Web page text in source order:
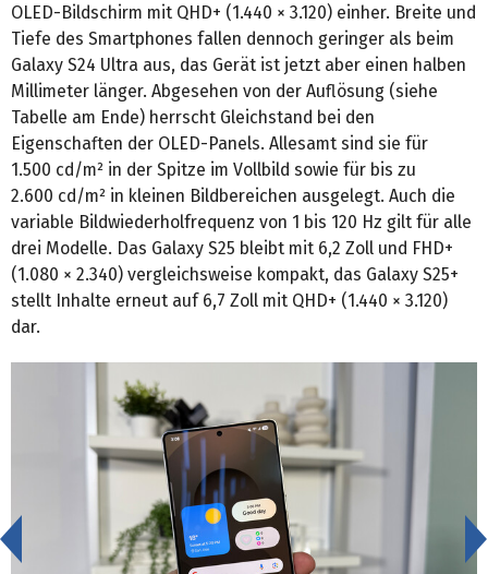
OLED-Bildschirm mit QHD+ (1.440 × 3.120) einher. Breite und
Tiefe des Smartphones fallen dennoch geringer als beim
Galaxy S24 Ultra aus, das Gerät ist jetzt aber einen halben
Millimeter länger. Abgesehen von der Auflösung (siehe
Tabelle am Ende) herrscht Gleichstand bei den
Eigenschaften der OLED-Panels. Allesamt sind sie für
1.500 cd/m² in der Spitze im Vollbild sowie für bis zu
2.600 cd/m² in kleinen Bildbereichen ausgelegt. Auch die
variable Bildwiederholfrequenz von 1 bis 120 Hz gilt für alle
drei Modelle. Das Galaxy S25 bleibt mit 6,2 Zoll und FHD+
(1.080 × 2.340) vergleichsweise kompakt, das Galaxy S25+
stellt Inhalte erneut auf 6,7 Zoll mit QHD+ (1.440 × 3.120)
dar.
<